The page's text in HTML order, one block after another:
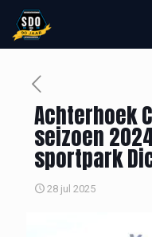
Achterhoek
seizoen
sportpark
28 jul 2025